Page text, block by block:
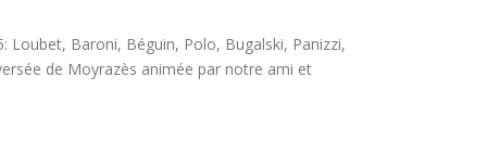
Loubet, Baroni, Béguin, Polo, Bugalski, Panizzi,
de Moyrazès animée par notre ami et